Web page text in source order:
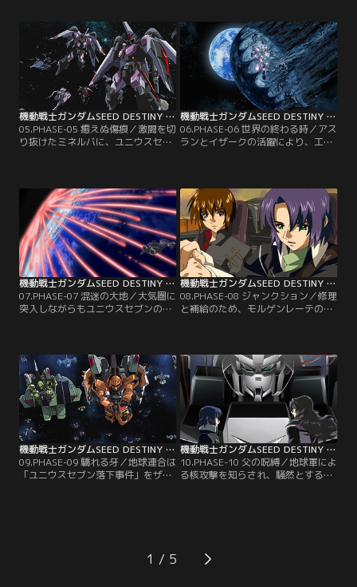
筈だ！もう悲劇は繰り返さない、互
いに手を取って歩む道を選ぶと！」
その言葉に過剰に反応し、怒りをぶ
つけるシン。その時、ミネルバは再
びガーティ・ルーを捕捉する。【提
供：バンダイチャンネル】
とかガーティ・ルーにダメージを与
えたものの、余力のないミネルバは
追撃を諦める。その頃別の宙域で
は、安定軌道にあったユニウスセブ
ンが、地球に向けて降下し始めてい
た。【提供：バンダイチャンネル】
機動戦士ガンダムSEED DESTINY HDリマスター 第05話
05.PHASE-05 癒えぬ傷痕／激闘を切
り抜けたミネルバに、ユニウスセブ
ザーク隊がユニウスセブンの破壊作
業を開始した時、謎のジンの一団が
工作隊を急襲する。一方、地球では
ジブリールを新盟主としたブルーコ
スモスが再び動き出そうとしてい
た。【提供：バンダイチャンネル】
機動戦士ガンダムSEED DESTINY HDリマスター 第06話
06.PHASE-06 世界の終わる時／アス
ランとイザークの活躍により、工作
隊はユニウスセブン分割に成功す
い、パトリック・ザラの思想を拠と
してきた者達だった。己と同じ境遇
の人間に攻撃されたシンと、亡き父
を肯定する人間に出会ったアスラン
は、衝撃と動揺の中大気圏に落下し
ていく。【提供：バンダイチャンネ
ル】
機動戦士ガンダムSEED DESTINY HDリマスター 第07話
07.PHASE-07 混迷の大地／大気圏に
突入しながらもユニウスセブンの破
スの新盟主ロード・ジブリールは
「ロゴス」の長老連を説得し、大西
洋連邦への介入を画策する。一方、
ミネルバはダメージの修理とカガリ
を送り届けるためにオーブへと向
う。【提供：バンダイチャンネル】
機動戦士ガンダムSEED DESTINY HDリマスター 第08話
08.PHASE-08 ジャンクション／修理
と補給のため、モルゲンレーテのド
れに対するオーブの決断を迫られ
る。一方、アスランはキラと再会
し、行くべき道を再び模索し始め
る。そして彼はカガリに約束の指輪
を渡し、デュランダルの元へと向
う。【提供：バンダイチャンネル】
機動戦士ガンダムSEED DESTINY HDリマスター 第09話
09.PHASE-09 驕れる牙／地球連合は
「ユニウスセブン落下事件」をザフ
会は目の前に迫った地球軍に対して
軍を動かす。その頃、プラントへ着
機動戦士ガンダムSEED DESTINY HDリマスター 第10話
10.PHASE-10 父の呪縛／地球軍によ
る核攻撃を知らされ、騒然とするプ
ダムをアスランに預けたいと言い出
す。思い悩むアスランを、ミーアは
1